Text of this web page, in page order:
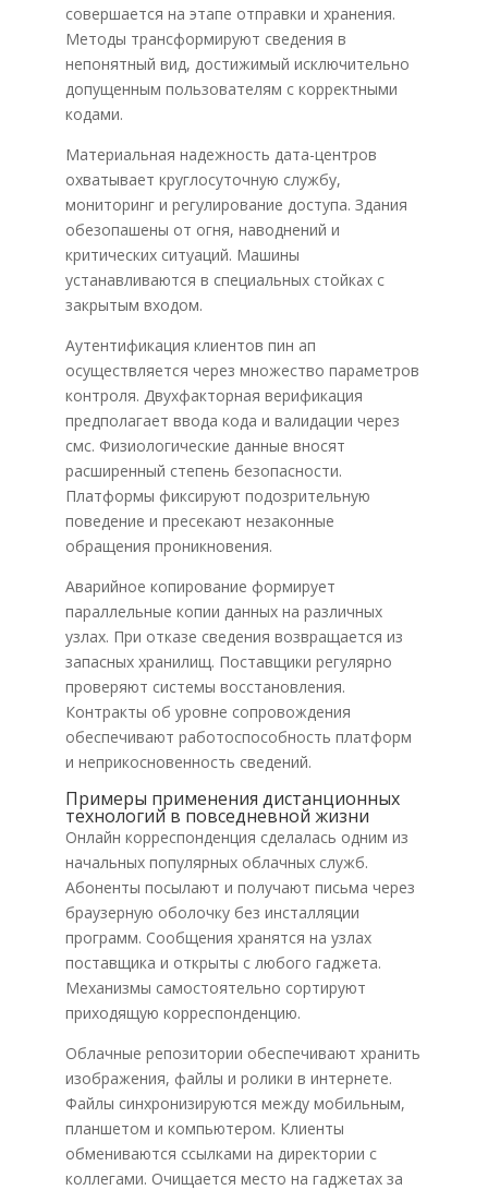
совершается на этапе отправки и хранения.
Методы трансформируют сведения в
непонятный вид, достижимый исключительно
допущенным пользователям с корректными
кодами.
Материальная надежность дата-центров
охватывает круглосуточную службу,
мониторинг и регулирование доступа. Здания
обезопашены от огня, наводнений и
критических ситуаций. Машины
устанавливаются в специальных стойках с
закрытым входом.
Аутентификация клиентов пин ап
осуществляется через множество параметров
контроля. Двухфакторная верификация
предполагает ввода кода и валидации через
смс. Физиологические данные вносят
расширенный степень безопасности.
Платформы фиксируют подозрительную
поведение и пресекают незаконные
обращения проникновения.
Аварийное копирование формирует
параллельные копии данных на различных
узлах. При отказе сведения возвращается из
запасных хранилищ. Поставщики регулярно
проверяют системы восстановления.
Контракты об уровне сопровождения
обеспечивают работоспособность платформ
и неприкосновенность сведений.
Примеры применения дистанционных
технологий в повседневной жизни
Онлайн корреспонденция сделалась одним из
начальных популярных облачных служб.
Абоненты посылают и получают письма через
браузерную оболочку без инсталляции
программ. Сообщения хранятся на узлах
поставщика и открыты с любого гаджета.
Механизмы самостоятельно сортируют
приходящую корреспонденцию.
Облачные репозитории обеспечивают хранить
изображения, файлы и ролики в интернете.
Файлы синхронизируются между мобильным,
планшетом и компьютером. Клиенты
обмениваются ссылками на директории с
коллегами. Очищается место на гаджетах за